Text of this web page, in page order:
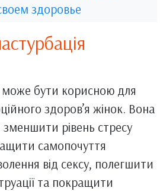
здоровье
може бути корисною для
здоров’я жінок. Вона
рівень стресу
самопочуття
від сексу, полегшити
та покращити